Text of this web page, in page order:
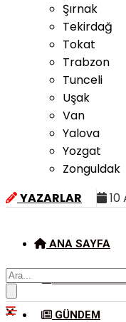
Şırnak
Tekirdağ
Tokat
Trabzon
Tunceli
Uşak
Van
Yalova
Yozgat
Zonguldak
YAZARLAR
10
ANA SAYFA
GÜNDEM